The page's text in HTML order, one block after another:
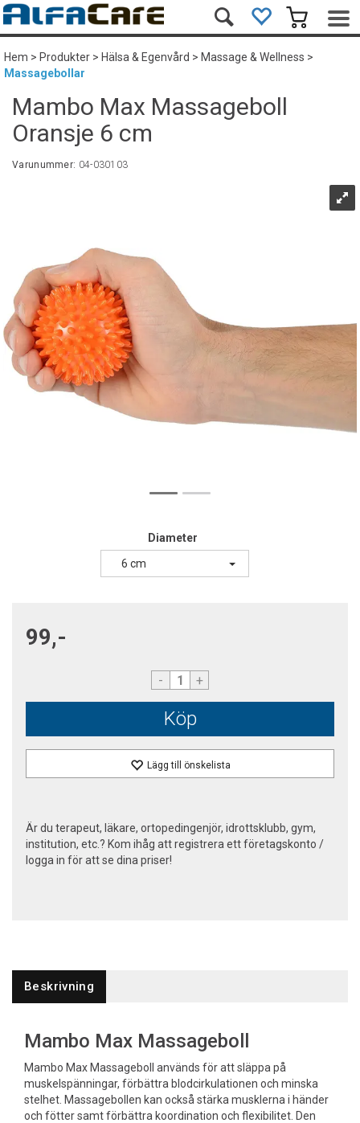
Hem>Produkter>Hälsa & Egenvård>Massage & Wellness>
Massagebollar
Mambo Max Massageboll
Oransje 6 cm
Varunummer: 04-030103
Diameter
6 cm
99,-
- +
Köp
Lägg till önskelista
Är du terapeut, läkare, ortopedingenjör, idrottsklubb, gym,
institution, etc.? Kom ihåg att registrera ett företagskonto /
logga in för att se dina priser!
Beskrivning
Mambo Max Massageboll
Mambo Max Massageboll används för att släppa på
muskelspänningar, förbättra blodcirkulationen och minska
stelhet. Massagebollen kan också stärka musklerna i händer
och fötter samt förbättra koordination och flexibilitet. Den